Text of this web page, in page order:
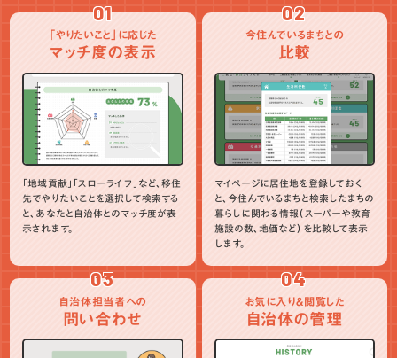
01
「やりたいこと」に応じた
マッチ度の表示
「地域貢献」「スローライフ」など、移住
先でやりたいことを選択して検索する
と、あなたと自治体とのマッチ度が表
示されます。
02
今住んでいるまちとの
比較
マイページに居住地を登録しておく
と、今住んでいるまちと検索したまちの
暮らしに関わる情報（スーパーや教育
施設の数、地価など）を比較して表示
します。
03
自治体担当者への
問い合わせ
04
お気に入り＆閲覧した
自治体の管理